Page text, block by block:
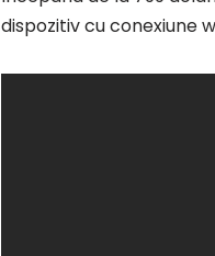
dispozitiv cu conexiune